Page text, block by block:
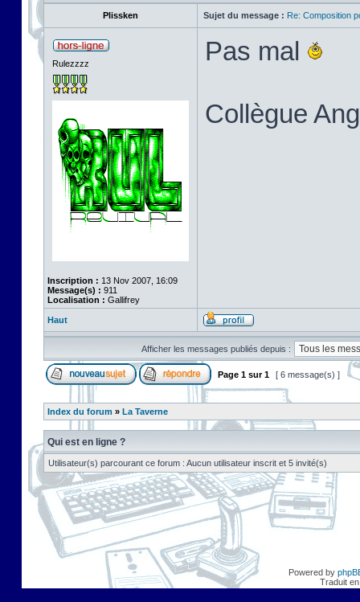
Plissken Sujet du message : Re: Composition
Rulezzzz
Inscription : 13 Nov 2007, 16:09
Message(s) : 911
Localisation : Gallifrey
Pas mal
Collègue
Haut
Afficher les messages publiés depuis :
Page 1 sur1 [ 6 message(s) ]
Index du forum » La Taverne
Qui est en ligne ?
Utilisateur(s) parcourant ce forum : Aucun utilisateur inscrit et 5 invité(s)
Powered by
Traduit